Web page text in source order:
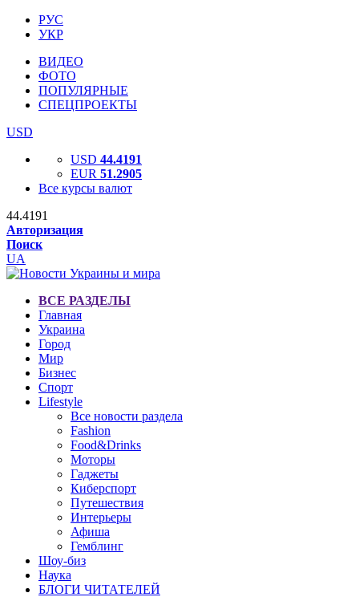
РУС
УКР
ВИДЕО
ФОТО
ПОПУЛЯРНЫЕ
СПЕЦПРОЕКТЫ
USD
USD 44.4191
EUR 51.2905
Все курсы валют
44.4191
Авторизация
Поиск
UA
ВСЕ РАЗДЕЛЫ
Главная
Украина
Город
Мир
Бизнес
Спорт
Lifestyle
Все новости раздела
Fashion
Food&Drinks
Моторы
Гаджеты
Киберспорт
Путешествия
Интерьеры
Афиша
Гемблинг
Шоу-биз
Наука
БЛОГИ ЧИТАТЕЛЕЙ